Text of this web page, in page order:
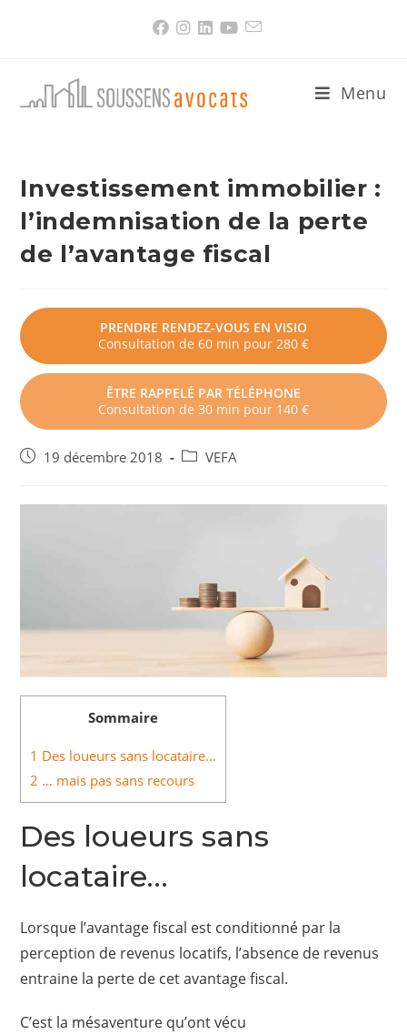
Menu
Investissement immobilier :
l’indemnisation de la perte
de l’avantage fiscal
PRENDRE RENDEZ-VOUS EN VISIO
Consultation de 60 min pour 280 €
ÊTRE RAPPELÉ PAR TÉLÉPHONE
Consultation de 30 min pour 140 €
Post19 décembre 2018
PostVEFA
Sommaire
1 Des loueurs sans locataire…
2 … mais pas sans recours
Des loueurs sans
locataire…
Lorsque l’avantage fiscal est conditionné par la
perception de revenus locatifs, l’absence de revenus
entraine la perte de cet avantage fiscal.
C’est la mésaventure qu’ont vécu